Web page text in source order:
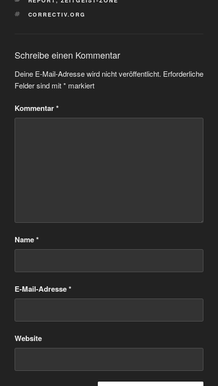
SCHLAGWÖRTER
CORRECTIV.ORG
Schreibe einen Kommentar
Deine E-Mail-Adresse wird nicht veröffentlicht. Erforderliche
Felder sind mit* markiert
Kommentar*
Name*
E-Mail-Adresse*
Website